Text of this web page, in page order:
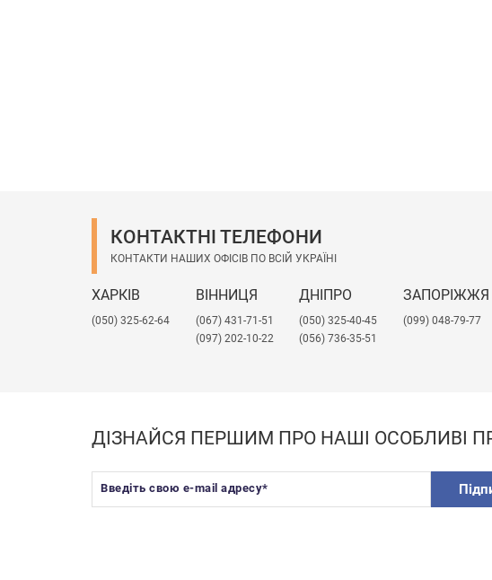
КОНТАКТНІ ТЕЛЕФОНИ
КОНТАКТИ НАШИХ ОФІСІВ ПО ВСІЙ УКРАЇНІ
ХАРКІВ
(050) 325-62-64
ВІННИЦЯ
(067) 431-71-51
(097) 202-10-22
ДНІПРО
(050) 325-40-45
(056) 736-35-51
ЗАПОРІЖЖЯ
(099) 048-79-77
ДІЗНАЙСЯ ПЕРШИМ ПРО НАШІ ОСОБЛИВІ
Введіть свою e-mail адресу*